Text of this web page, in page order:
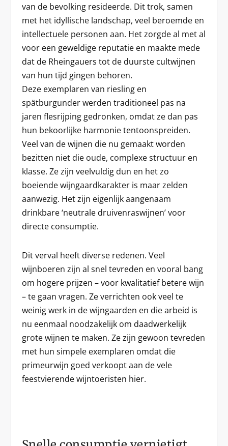
van de bevolking resideerde. Dit trok, samen
met het idyllische landschap, veel beroemde en
intellectuele personen aan. Het zorgde al met al
voor een geweldige reputatie en maakte mede
dat de Rheingauers tot de duurste cultwijnen
van hun tijd gingen behoren.
Deze exemplaren van riesling en
spätburgunder werden traditioneel pas na
jaren flesrijping gedronken, omdat ze dan pas
hun bekoorlijke harmonie tentoonspreiden.
Veel van de wijnen die nu gemaakt worden
bezitten niet die oude, complexe structuur en
klasse. Ze zijn veelvuldig dun en het zo
boeiende wijngaardkarakter is maar zelden
aanwezig. Het zijn eigenlijk aangenaam
drinkbare ‘neutrale druivenraswijnen’ voor
directe consumptie.
Dit verval heeft diverse redenen. Veel
wijnboeren zijn al snel tevreden en vooral bang
om hogere prijzen – voor kwalitatief betere wijn
– te gaan vragen. Ze verrichten ook veel te
weinig werk in de wijngaarden en die arbeid is
nu eenmaal noodzakelijk om daadwerkelijk
grote wijnen te maken. Ze zijn gewoon tevreden
met hun simpele exemplaren omdat die
primeurwijn goed verkoopt aan de vele
feestvierende wijntoeristen hier.